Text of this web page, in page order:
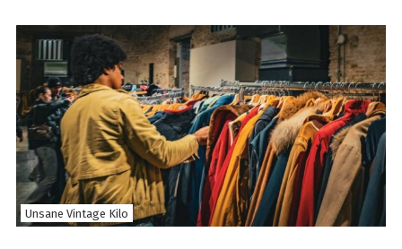
Unsane Vintage Kilo